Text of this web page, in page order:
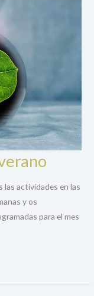
las actividades en las
y os
para el mes